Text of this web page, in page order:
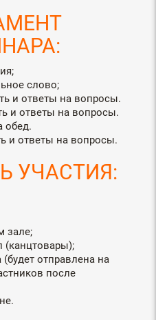
слово;
и ответы на вопросы.
и ответы на вопросы.
обед.
и ответы на вопросы.
УЧАСТИЯ:
зале;
(канцтовары);
отправлена на
после